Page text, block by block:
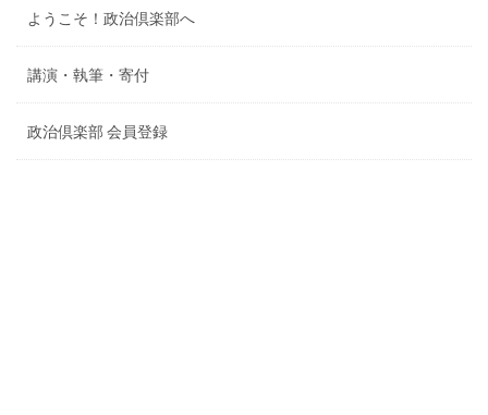
ようこそ！政治倶楽部へ
講演・執筆・寄付
政治倶楽部 会員登録